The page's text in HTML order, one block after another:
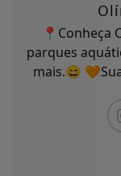
📍Conheça
parques
mais.😄